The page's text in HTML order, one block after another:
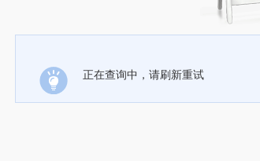
正在查询中，请刷新重试